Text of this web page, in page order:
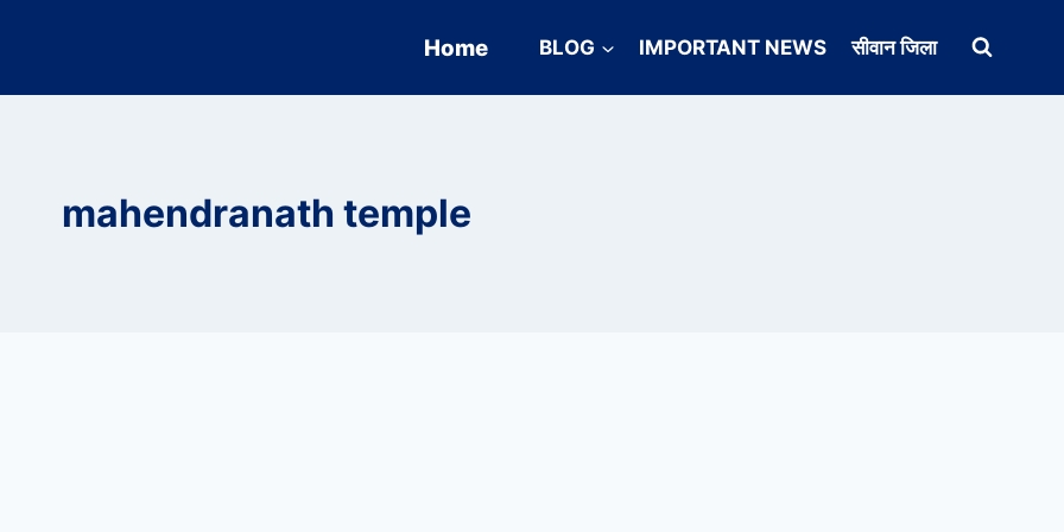
Home BLOG IMPORTANT NEWS सीवान जिला
mahendranath temple